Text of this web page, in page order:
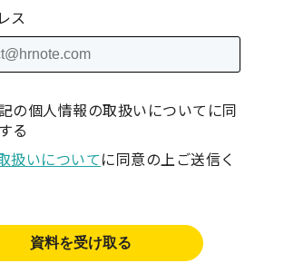
ス
の個人情報の取扱いについてに同
る
扱いについてに同意の上ご送信く